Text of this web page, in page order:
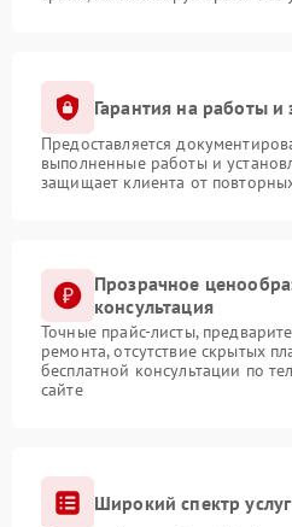
Гарантия на работы и
Предоставляется
выполненные работы и
защищает клиента от
Прозрачное
консультация
Точные прайс-листы,
ремонта, отсутствие скрытых
бесплатной консультации по
сайте
Широкий спектр услуг